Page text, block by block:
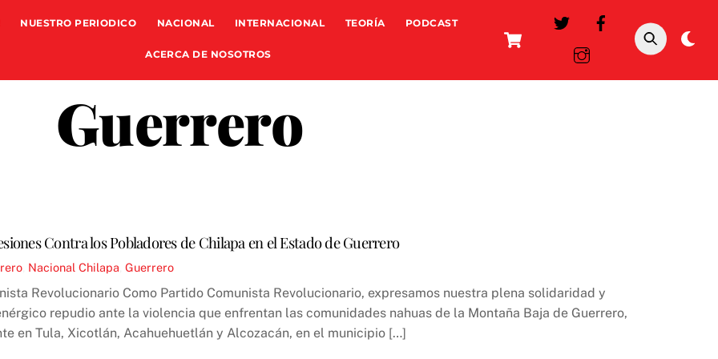
Cart
NUESTRO PERIODICO NACIONAL INTERNACIONAL TEORÍA PODCAST
ACERCA DE NOSOTROS
Guerrero
Contra los Pobladores de Chilapa en el Estado de Guerrero
Nacional Chilapa ,Guerrero
Revolucionario Como Partido Comunista Revolucionario, expresamos nuestra plena solidaridad y
repudio ante la violencia que enfrentan las comunidades nahuas de la Montaña Baja de Guerrero,
en Tula, Xicotlán, Acahuehuetlán y Alcozacán, en el municipio […]